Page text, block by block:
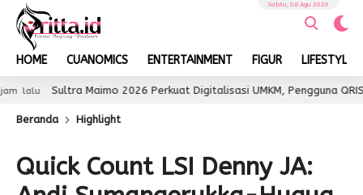
HOME CUANOMICS ENTERTAINMENT FIGUR LIFESTYLE
Sabtu, 08 Agu 2026
Sultra Maimo 2026 Perkuat Digitalisasi UMKM, Pengguna QRIS Tembus
Beranda Highlight
Quick Count LSI Denny JA: